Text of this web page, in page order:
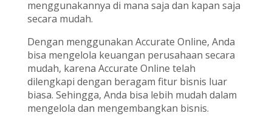
menggunakannya di mana saja dan kapan saja
secara mudah.
Dengan menggunakan Accurate Online, Anda
bisa mengelola keuangan perusahaan secara
mudah, karena Accurate Online telah
dilengkapi dengan beragam fitur bisnis luar
biasa. Sehingga, Anda bisa lebih mudah dalam
mengelola dan mengembangkan bisnis.